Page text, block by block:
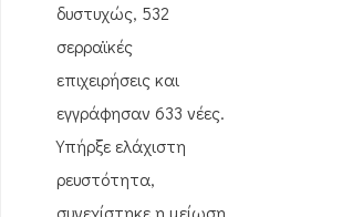
δυστυχώς, 532
σερραϊκές
επιχειρήσεις και
εγγράφησαν 633 νέες.
Υπήρξε ελάχιστη
ρευστότητα,
συνεχίστηκε η μείωση